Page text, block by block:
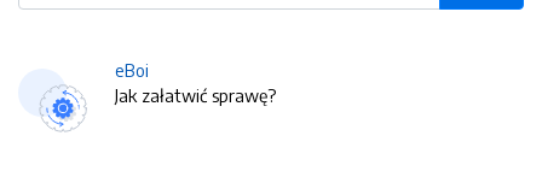
eBoi
Jak załatwić sprawę?